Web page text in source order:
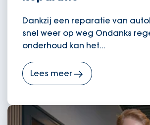
Dankzij een reparatie van
snel weer op weg Ondanks
onderhoud kan het...
Lees meer